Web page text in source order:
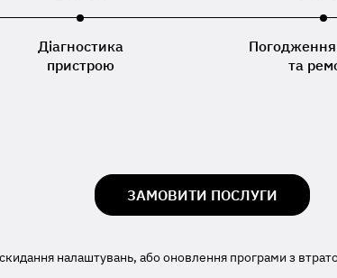
Діагностика
пристрою
Погодження
та
ЗАМОВИТИ ПОСЛУГИ
налаштувань, або оновлення програми з